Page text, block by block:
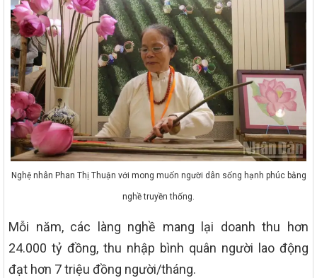
Nghệ nhân Phan Thị Thuận với mong muốn người dân sống hạnh phúc bằng
nghề truyền thống.
Mỗi năm, các làng nghề mang lại doanh thu hơn
24.000 tỷ đồng, thu nhập bình quân người lao động
đạt hơn 7 triệu đồng người/tháng.